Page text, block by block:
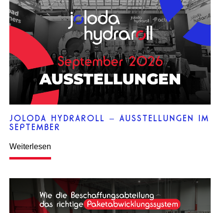
JOLODA HYDRAROLL – AUSSTELLUNGEN IM
SEPTEMBER
Weiterlesen